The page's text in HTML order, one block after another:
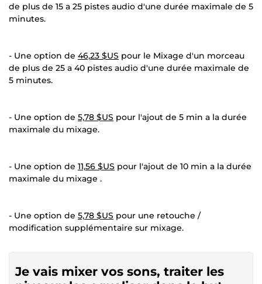
de plus de 15 a 25 pistes audio d'une durée maximale de 5
minutes.
- Une option de 46,23 $US pour le Mixage d'un morceau
de plus de 25 a 40 pistes audio d'une durée maximale de
5 minutes.
- Une option de 5,78 $US pour l'ajout de 5 min a la durée
maximale du mixage.
- Une option de 11,56 $US pour l'ajout de 10 min a la durée
maximale du mixage .
- Une option de 5,78 $US pour une retouche /
modification supplémentaire sur mixage.
Je vais mixer vos sons, traiter les